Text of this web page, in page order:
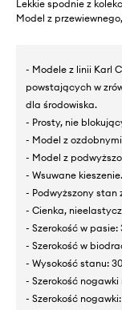
Lekkie spodnie z
Model z
- Modele z linii Karl
powstających w
dla środowiska.
- Prosty, nie
- Model z
- Model z
- Wsuwane kieszenie.
- Podwyższony stan
- Cienka,
- Szerokość w pasie:
- Szerokość w
- Wysokość stanu:
- Szerokość nogawki
- Szerokość